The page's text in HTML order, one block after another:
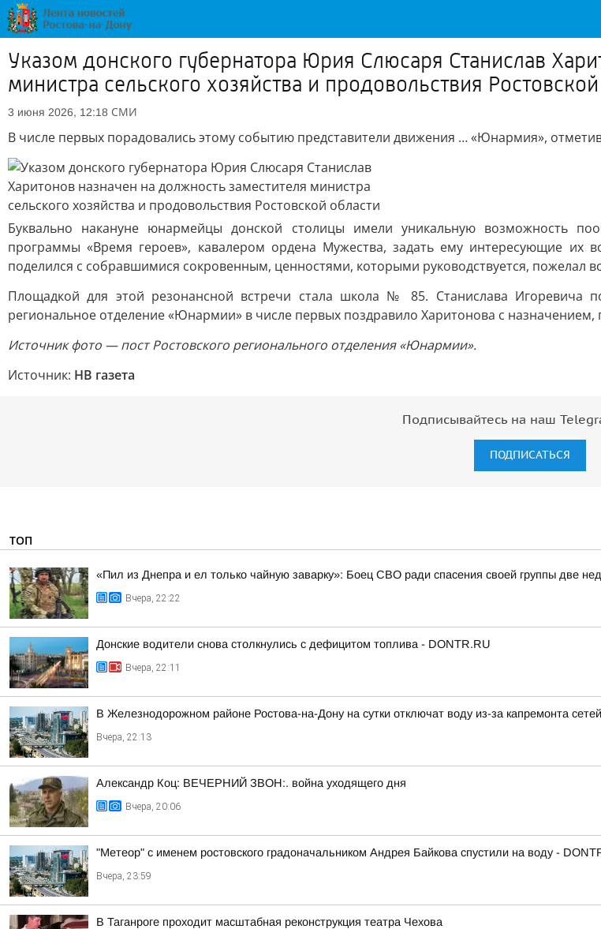
Указом донского губернатора Юрия Слюсаря Станислав
министра сельского хозяйства и продовольствия
3 июня 2026, 12:18 СМИ
В числе первых порадовались этому событию представители движения … «Юнармия»,
Буквально накануне юнармейцы донской столицы имели уникальную возможность
программы «Время героев», кавалером ордена Мужества, задать ему интересующие их
поделился с собравшимися сокровенным, ценностями, которыми руководствуется, пожелал
Площадкой для этой резонансной встречи стала школа № 85. Станислава Игоревича
региональное отделение «Юнармии» в числе первых поздравило Харитонова с
Источник фото — пост Ростовского регионального отделения «Юнармии».
Источник: НВ газета
Подписывайтесь на наш
ПОДПИСАТЬСЯ
ТОП
«Пил из Днепра и ел только чайную заварку»: Боец СВО ради спасения своей группы две
Вчера, 22:22
Донские водители снова столкнулись с дефицитом топлива - DONTR.RU
Вчера, 22:11
В Железнодорожном районе Ростова-на-Дону на сутки отключат воду из-за капремонта сетей
Вчера, 22:13
Александр Коц: ВЕЧЕРНИЙ ЗВОН:. война уходящего дня
Вчера, 20:06
"Метеор" с именем ростовского градоначальником Андрея Байкова спустили на воду -
Вчера, 23:59
В Таганроге проходит масштабная реконструкция театра Чехова